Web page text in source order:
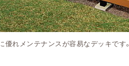
優れメンテナンスが容易なデッキです。